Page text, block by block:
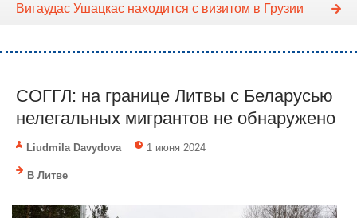
Вигаудас Ушацкас находится с визитом в Грузии
СОГГЛ: на границе Литвы с Беларусью
нелегальных мигрантов не обнаружено
Liudmila Davydova 1 июня 2024
В Литве